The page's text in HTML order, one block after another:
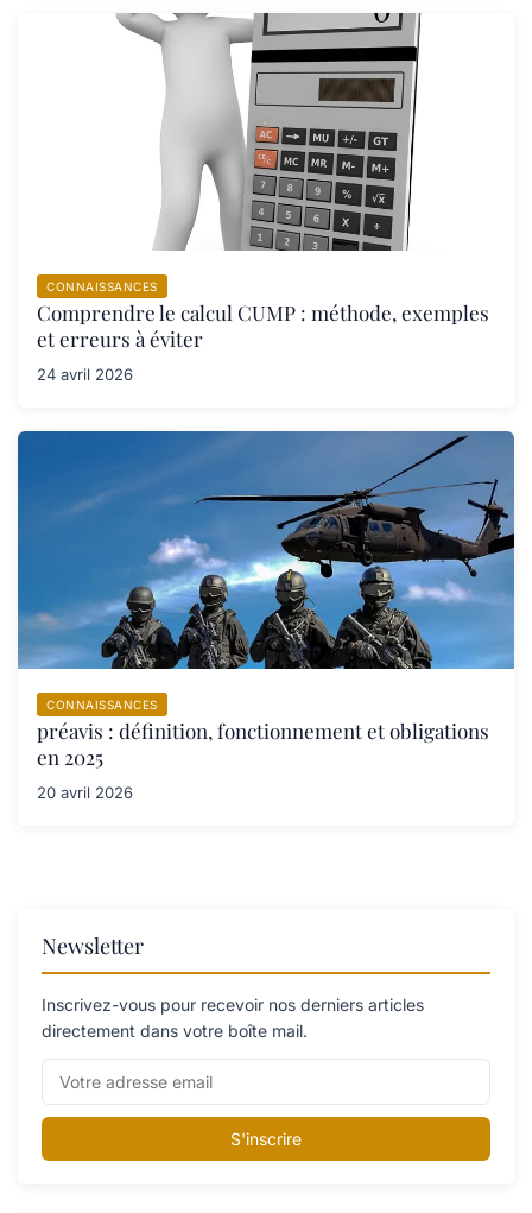
CONNAISSANCES
Comprendre le calcul CUMP : méthode, exemples
et erreurs à éviter
24 avril 2026
CONNAISSANCES
préavis : définition, fonctionnement et obligations
en 2025
20 avril 2026
Newsletter
Inscrivez-vous pour recevoir nos derniers articles
directement dans votre boîte mail.
S'inscrire